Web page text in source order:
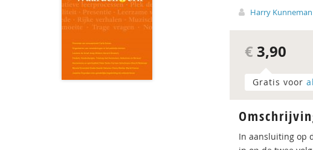
Harry Kunneman
€ 3,90
Gratis voor
In aansluiting op